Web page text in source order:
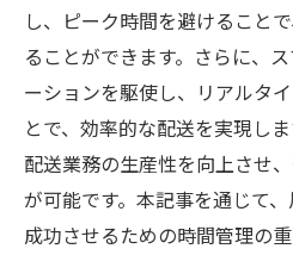
し、ピーク時間を避けること
ることができます。さらに、
ーションを駆使し、リアルタ
とで、効率的な配送を実現し
配送業務の生産性を向上させ
が可能です。本記事を通じて
成功させるための時間管理の